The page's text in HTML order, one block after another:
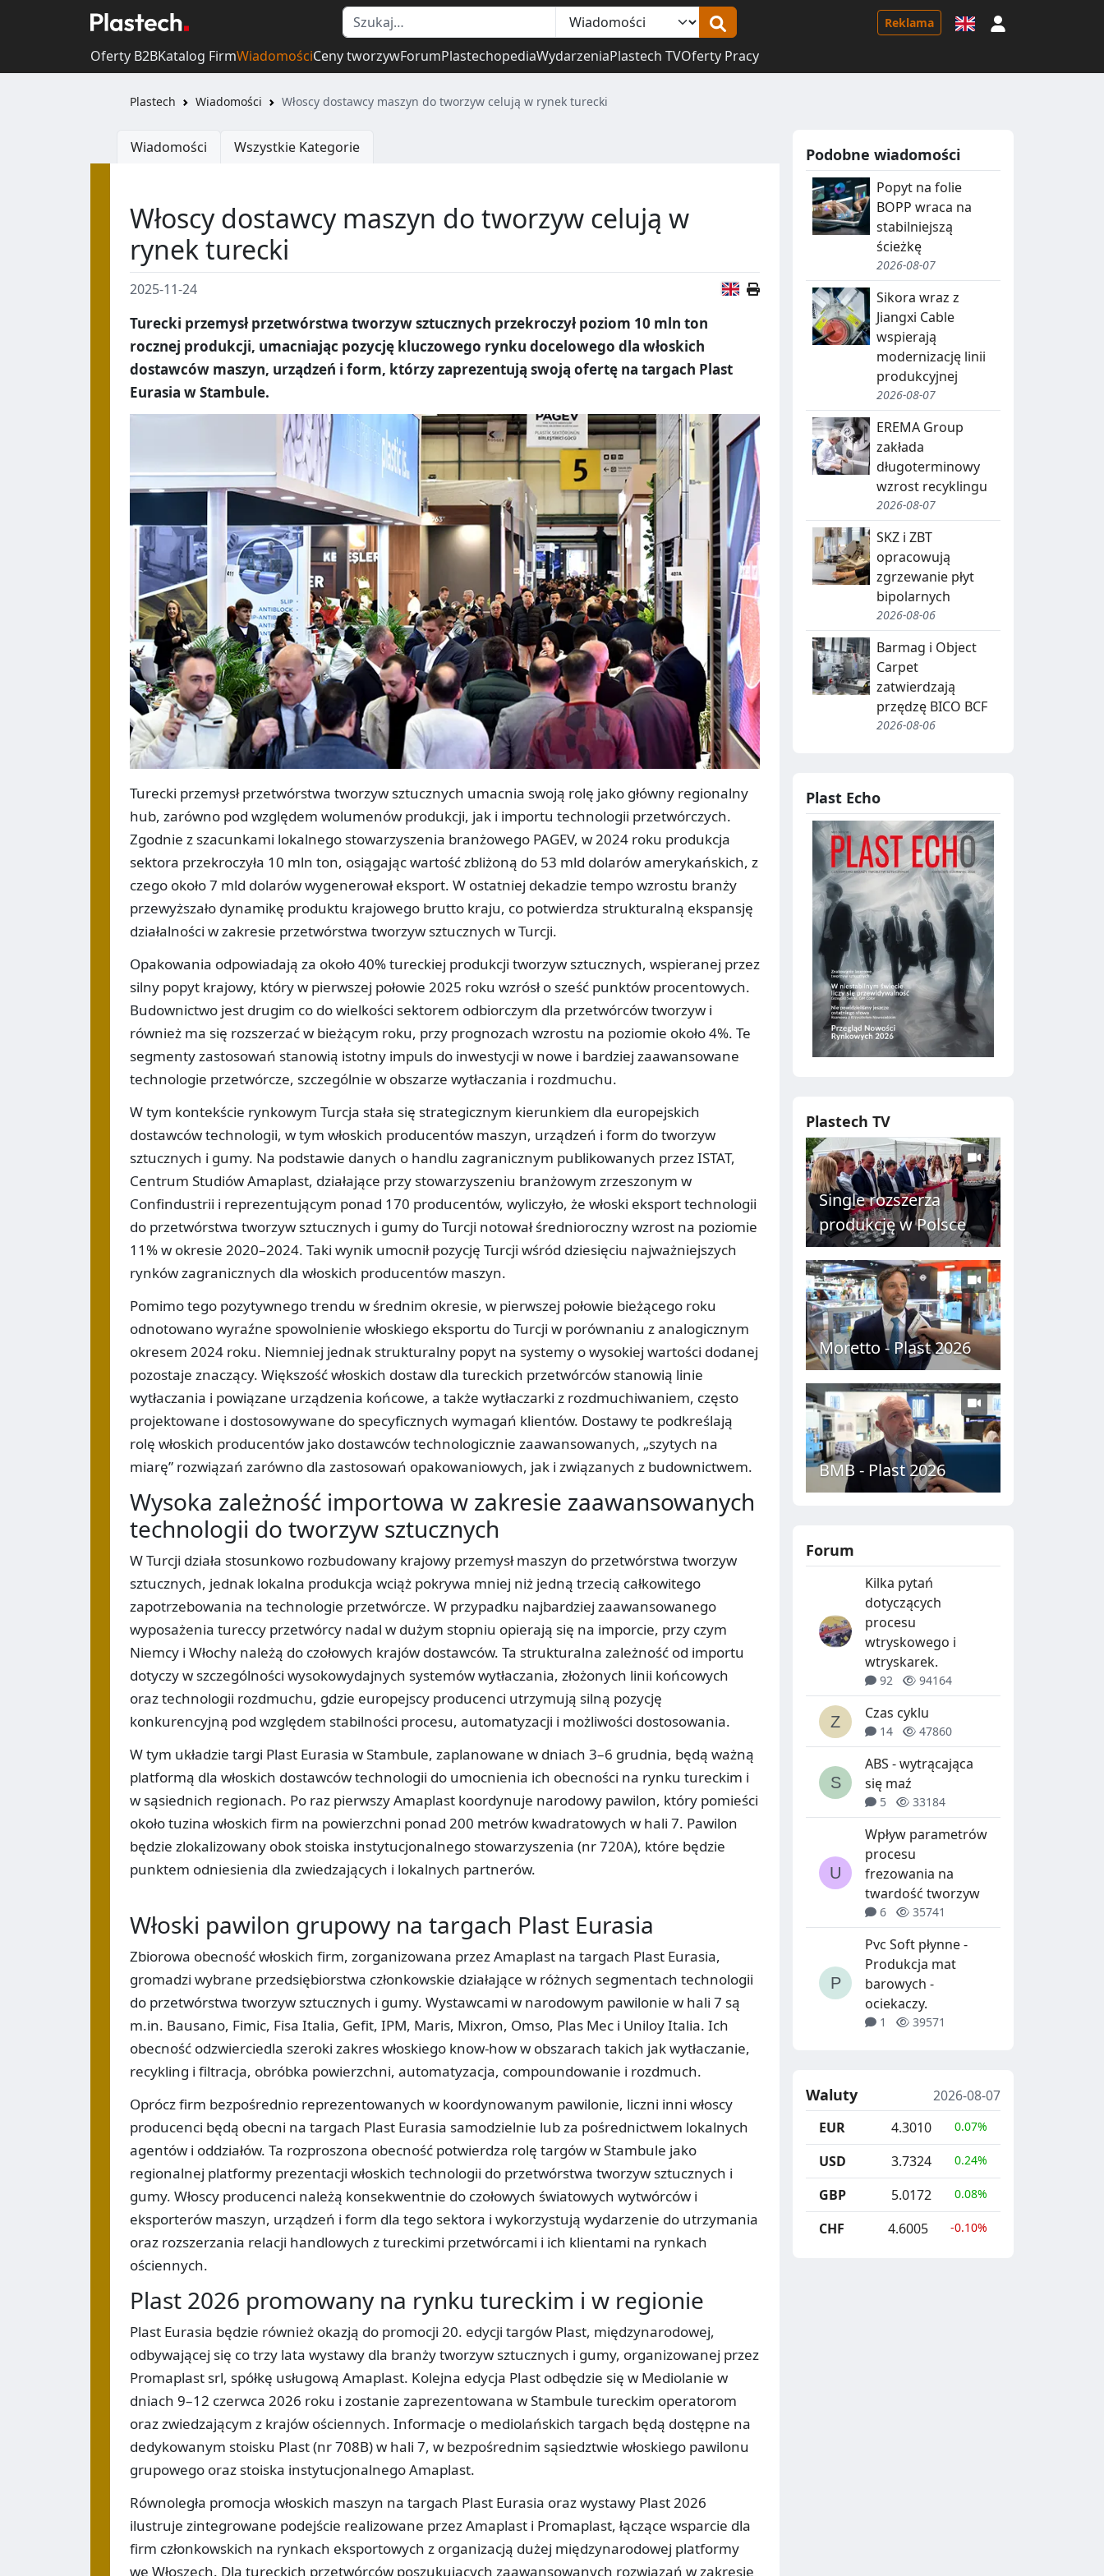
Reklama
Oferty B2BKatalog FirmWiadomościCeny tworzywForumPlastechopediaWydarzeniaPlastech TVOferty Pracy
Plastech Wiadomości Włoscy dostawcy maszyn do tworzyw celują w rynek turecki
Wiadomości Wszystkie Kategorie
Włoscy dostawcy maszyn do tworzyw celują w
rynek turecki
2025-11-24 Wersja angielska
Turecki przemysł przetwórstwa tworzyw sztucznych przekroczył poziom 10 mln ton
rocznej produkcji, umacniając pozycję kluczowego rynku docelowego dla włoskich
dostawców maszyn, urządzeń i form, którzy zaprezentują swoją ofertę na targach Plast
Eurasia w Stambule.
Turecki przemysł przetwórstwa tworzyw sztucznych umacnia swoją rolę jako główny regionalny
hub, zarówno pod względem wolumenów produkcji, jak i importu technologii przetwórczych.
Zgodnie z szacunkami lokalnego stowarzyszenia branżowego PAGEV, w 2024 roku produkcja
sektora przekroczyła 10 mln ton, osiągając wartość zbliżoną do 53 mld dolarów amerykańskich, z
czego około 7 mld dolarów wygenerował eksport. W ostatniej dekadzie tempo wzrostu branży
przewyższało dynamikę produktu krajowego brutto kraju, co potwierdza strukturalną ekspansję
działalności w zakresie przetwórstwa tworzyw sztucznych w Turcji.
Opakowania odpowiadają za około 40% tureckiej produkcji tworzyw sztucznych, wspieranej przez
silny popyt krajowy, który w pierwszej połowie 2025 roku wzrósł o sześć punktów procentowych.
Budownictwo jest drugim co do wielkości sektorem odbiorczym dla przetwórców tworzyw i
również ma się rozszerzać w bieżącym roku, przy prognozach wzrostu na poziomie około 4%. Te
segmenty zastosowań stanowią istotny impuls do inwestycji w nowe i bardziej zaawansowane
technologie przetwórcze, szczególnie w obszarze wytłaczania i rozdmuchu.
W tym kontekście rynkowym Turcja stała się strategicznym kierunkiem dla europejskich
dostawców technologii, w tym włoskich producentów maszyn, urządzeń i form do tworzyw
sztucznych i gumy. Na podstawie danych o handlu zagranicznym publikowanych przez ISTAT,
Centrum Studiów Amaplast, działające przy stowarzyszeniu branżowym zrzeszonym w
Confindustrii i reprezentującym ponad 170 producentów, wyliczyło, że włoski eksport technologii
do przetwórstwa tworzyw sztucznych i gumy do Turcji notował średnioroczny wzrost na poziomie
11% w okresie 2020–2024. Taki wynik umocnił pozycję Turcji wśród dziesięciu najważniejszych
rynków zagranicznych dla włoskich producentów maszyn.
Pomimo tego pozytywnego trendu w średnim okresie, w pierwszej połowie bieżącego roku
odnotowano wyraźne spowolnienie włoskiego eksportu do Turcji w porównaniu z analogicznym
okresem 2024 roku. Niemniej jednak strukturalny popyt na systemy o wysokiej wartości dodanej
pozostaje znaczący. Większość włoskich dostaw dla tureckich przetwórców stanowią linie
wytłaczania i powiązane urządzenia końcowe, a także wytłaczarki z rozdmuchiwaniem, często
projektowane i dostosowywane do specyficznych wymagań klientów. Dostawy te podkreślają
rolę włoskich producentów jako dostawców technologicznie zaawansowanych, „szytych na
miarę” rozwiązań zarówno dla zastosowań opakowaniowych, jak i związanych z budownictwem.
Wysoka zależność importowa w zakresie zaawansowanych
technologii do tworzyw sztucznych
W Turcji działa stosunkowo rozbudowany krajowy przemysł maszyn do przetwórstwa tworzyw
sztucznych, jednak lokalna produkcja wciąż pokrywa mniej niż jedną trzecią całkowitego
zapotrzebowania na technologie przetwórcze. W przypadku najbardziej zaawansowanego
wyposażenia tureccy przetwórcy nadal w dużym stopniu opierają się na imporcie, przy czym
Niemcy i Włochy należą do czołowych krajów dostawców. Ta strukturalna zależność od importu
dotyczy w szczególności wysokowydajnych systemów wytłaczania, złożonych linii końcowych
oraz technologii rozdmuchu, gdzie europejscy producenci utrzymują silną pozycję
konkurencyjną pod względem stabilności procesu, automatyzacji i możliwości dostosowania.
W tym układzie targi Plast Eurasia w Stambule, zaplanowane w dniach 3–6 grudnia, będą ważną
platformą dla włoskich dostawców technologii do umocnienia ich obecności na rynku tureckim i
w sąsiednich regionach. Po raz pierwszy Amaplast koordynuje narodowy pawilon, który pomieści
około tuzina włoskich firm na powierzchni ponad 200 metrów kwadratowych w hali 7. Pawilon
będzie zlokalizowany obok stoiska instytucjonalnego stowarzyszenia (nr 720A), które będzie
punktem odniesienia dla zwiedzających i lokalnych partnerów.
Włoski pawilon grupowy na targach Plast Eurasia
Zbiorowa obecność włoskich firm, zorganizowana przez Amaplast na targach Plast Eurasia,
gromadzi wybrane przedsiębiorstwa członkowskie działające w różnych segmentach technologii
do przetwórstwa tworzyw sztucznych i gumy. Wystawcami w narodowym pawilonie w hali 7 są
m.in. Bausano, Fimic, Fisa Italia, Gefit, IPM, Maris, Mixron, Omso, Plas Mec i Uniloy Italia. Ich
obecność odzwierciedla szeroki zakres włoskiego know-how w obszarach takich jak wytłaczanie,
recykling i filtracja, obróbka powierzchni, automatyzacja, compoundowanie i rozdmuch.
Oprócz firm bezpośrednio reprezentowanych w koordynowanym pawilonie, liczni inni włoscy
producenci będą obecni na targach Plast Eurasia samodzielnie lub za pośrednictwem lokalnych
agentów i oddziałów. Ta rozproszona obecność potwierdza rolę targów w Stambule jako
regionalnej platformy prezentacji włoskich technologii do przetwórstwa tworzyw sztucznych i
gumy. Włoscy producenci należą konsekwentnie do czołowych światowych wytwórców i
eksporterów maszyn, urządzeń i form dla tego sektora i wykorzystują wydarzenie do utrzymania
oraz rozszerzania relacji handlowych z tureckimi przetwórcami i ich klientami na rynkach
ościennych.
Plast 2026 promowany na rynku tureckim i w regionie
Plast Eurasia będzie również okazją do promocji 20. edycji targów Plast, międzynarodowej,
odbywającej się co trzy lata wystawy dla branży tworzyw sztucznych i gumy, organizowanej przez
Promaplast srl, spółkę usługową Amaplast. Kolejna edycja Plast odbędzie się w Mediolanie w
dniach 9–12 czerwca 2026 roku i zostanie zaprezentowana w Stambule tureckim operatorom
oraz zwiedzającym z krajów ościennych. Informacje o mediolańskich targach będą dostępne na
dedykowanym stoisku Plast (nr 708B) w hali 7, w bezpośrednim sąsiedztwie włoskiego pawilonu
grupowego oraz stoiska instytucjonalnego Amaplast.
Równoległa promocja włoskich maszyn na targach Plast Eurasia oraz wystawy Plast 2026
ilustruje zintegrowane podejście realizowane przez Amaplast i Promaplast, łączące wsparcie dla
firm członkowskich na rynkach eksportowych z organizacją dużej międzynarodowej platformy
we Włoszech. Dla tureckich przetwórców poszukujących zaawansowanych rozwiązań w zakresie
Podobne wiadomości
Popyt na folie
BOPP wraca na
stabilniejszą
ścieżkę
2026-08-07
Sikora wraz z
Jiangxi Cable
wspierają
modernizację linii
produkcyjnej
2026-08-07
EREMA Group
zakłada
długoterminowy
wzrost recyklingu
2026-08-07
SKZ i ZBT
opracowują
zgrzewanie płyt
bipolarnych
2026-08-06
Barmag i Object
Carpet
zatwierdzają
przędzę BICO BCF
2026-08-06
Plast Echo
Plastech TV
Single rozszerza
produkcję w Polsce
Moretto - Plast 2026
BMB - Plast 2026
Forum
Kilka pytań
dotyczących
procesu
wtryskowego i
wtryskarek.
92 94164
Czas cyklu
14 47860
ABS - wytrącająca
się maź
5 33184
Wpływ parametrów
procesu
frezowania na
twardość tworzyw
6 35741
Pvc Soft płynne -
Produkcja mat
barowych -
ociekaczy.
1 39571
Waluty
2026-08-07
EUR
4.3010 0.07%
USD 3.7324 0.24%
GBP 5.0172 0.08%
CHF 4.6005 -0.10%